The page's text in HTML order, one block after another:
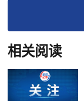
相关阅读